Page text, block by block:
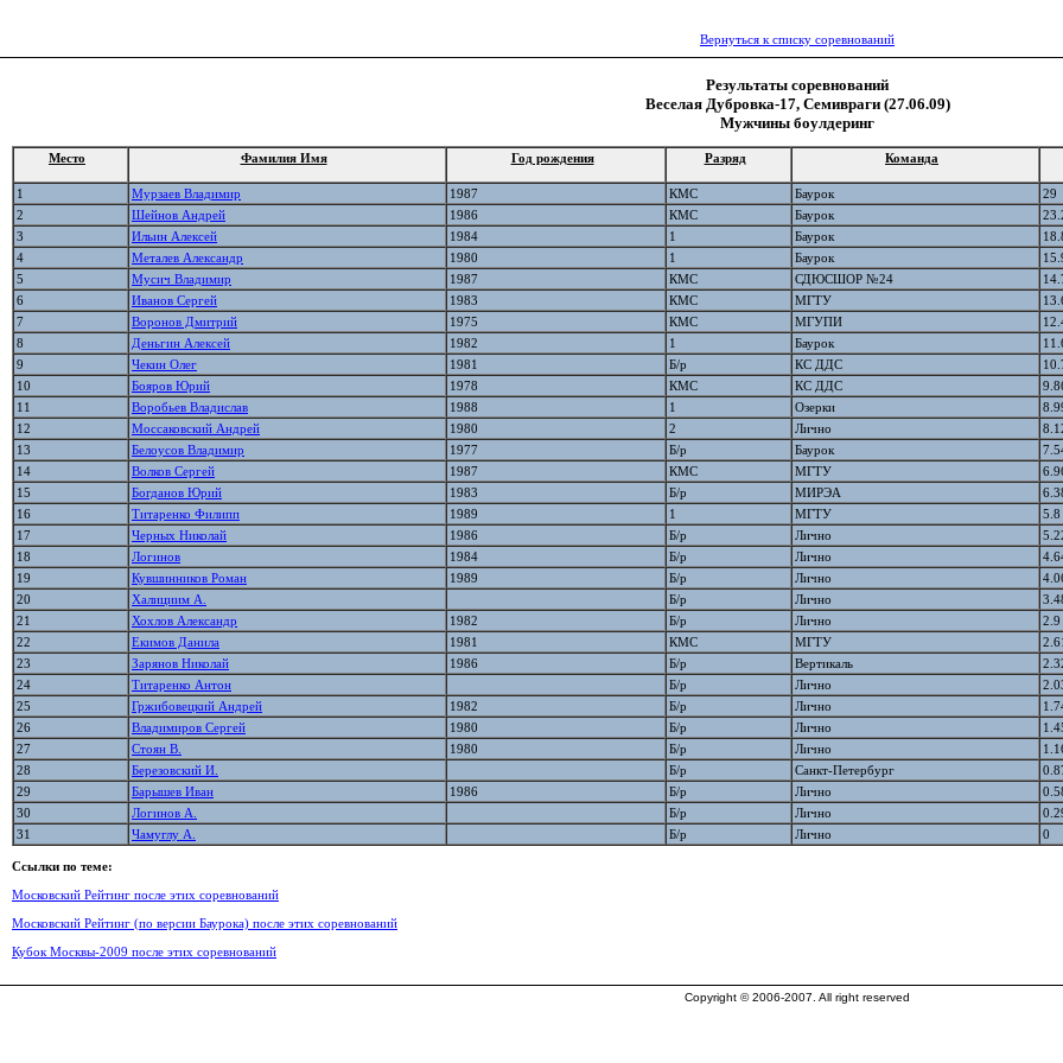
Вернуться к списку соревнований
Результаты соревнований
Веселая Дубровка-17, Семивраги (27.06.09)
Мужчины боулдеринг
Место Фамилия Имя Год рождения Разряд Команда
1
Мурзаев Владимир 1987 КМС Баурок
29
2
Шейнов Андрей 1986 КМС Баурок
3
Ильин Алексей 1984 1 Баурок
4
Металев Александр 1980 1 Баурок
5
Мусич Владимир 1987 КМС СДЮСШОР №24
6
Иванов Сергей 1983 КМС МГТУ
7
Воронов Дмитрий 1975 КМС МГУПИ
8
Деньгин Алексей 1982 1 Баурок
9
Чекин Олег 1981 Б/р КС ДДС
10
Бояров Юрий 1978 КМС КС ДДС
11
Воробьев Владислав 1988 1 Озерки
12
Моссаковский Андрей 1980 2 Лично
13
Белоусов Владимир 1977 Б/р Баурок
14
Волков Сергей 1987 КМС МГТУ
15
Богданов Юрий 1983 Б/р МИРЭА
16
Титаренко Филипп 1989 1 МГТУ
5.8
17
Черных Николай 1986 Б/р Лично
18
Логинов 1984 Б/р Лично
19
Кувшинников Роман 1989 Б/р Лично
20
Халициим А. Б/р Лично
21
Хохлов Александр 1982 Б/р Лично
2.9
22
Екимов Данила 1981 КМС МГТУ
23
Зарянов Николай 1986 Б/р Вертикаль
24
Титаренко Антон Б/р Лично
25
Гржибовецкий Андрей 1982 Б/р Лично
26
Владимиров Сергей 1980 Б/р Лично
27
Стоян В. 1980 Б/р Лично
28
Березовский И. Б/р Санкт-Петербург
29
Барышев Иван 1986 Б/р Лично
30
Логинов А. Б/р Лично
31
Чамуглу А. Б/р Лично 0
Ссылки по теме:
Московский Рейтинг после этих соревнований
Московский Рейтинг (по версии Баурока) после этих соревнований
Кубок Москвы-2009 после этих соревнований
Copyright © 2006-2007. All right reserved